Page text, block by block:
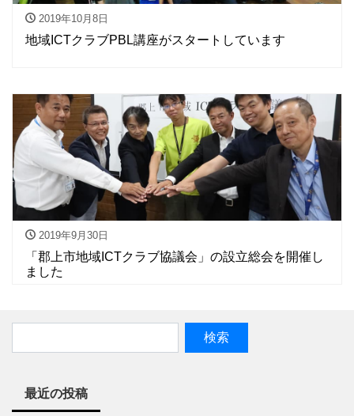
2019年10月8日
地域ICTクラブPBL講座がスタートしています
2019年9月30日
「郡上市地域ICTクラブ協議会」の設立総会を開催し
ました
最近の投稿